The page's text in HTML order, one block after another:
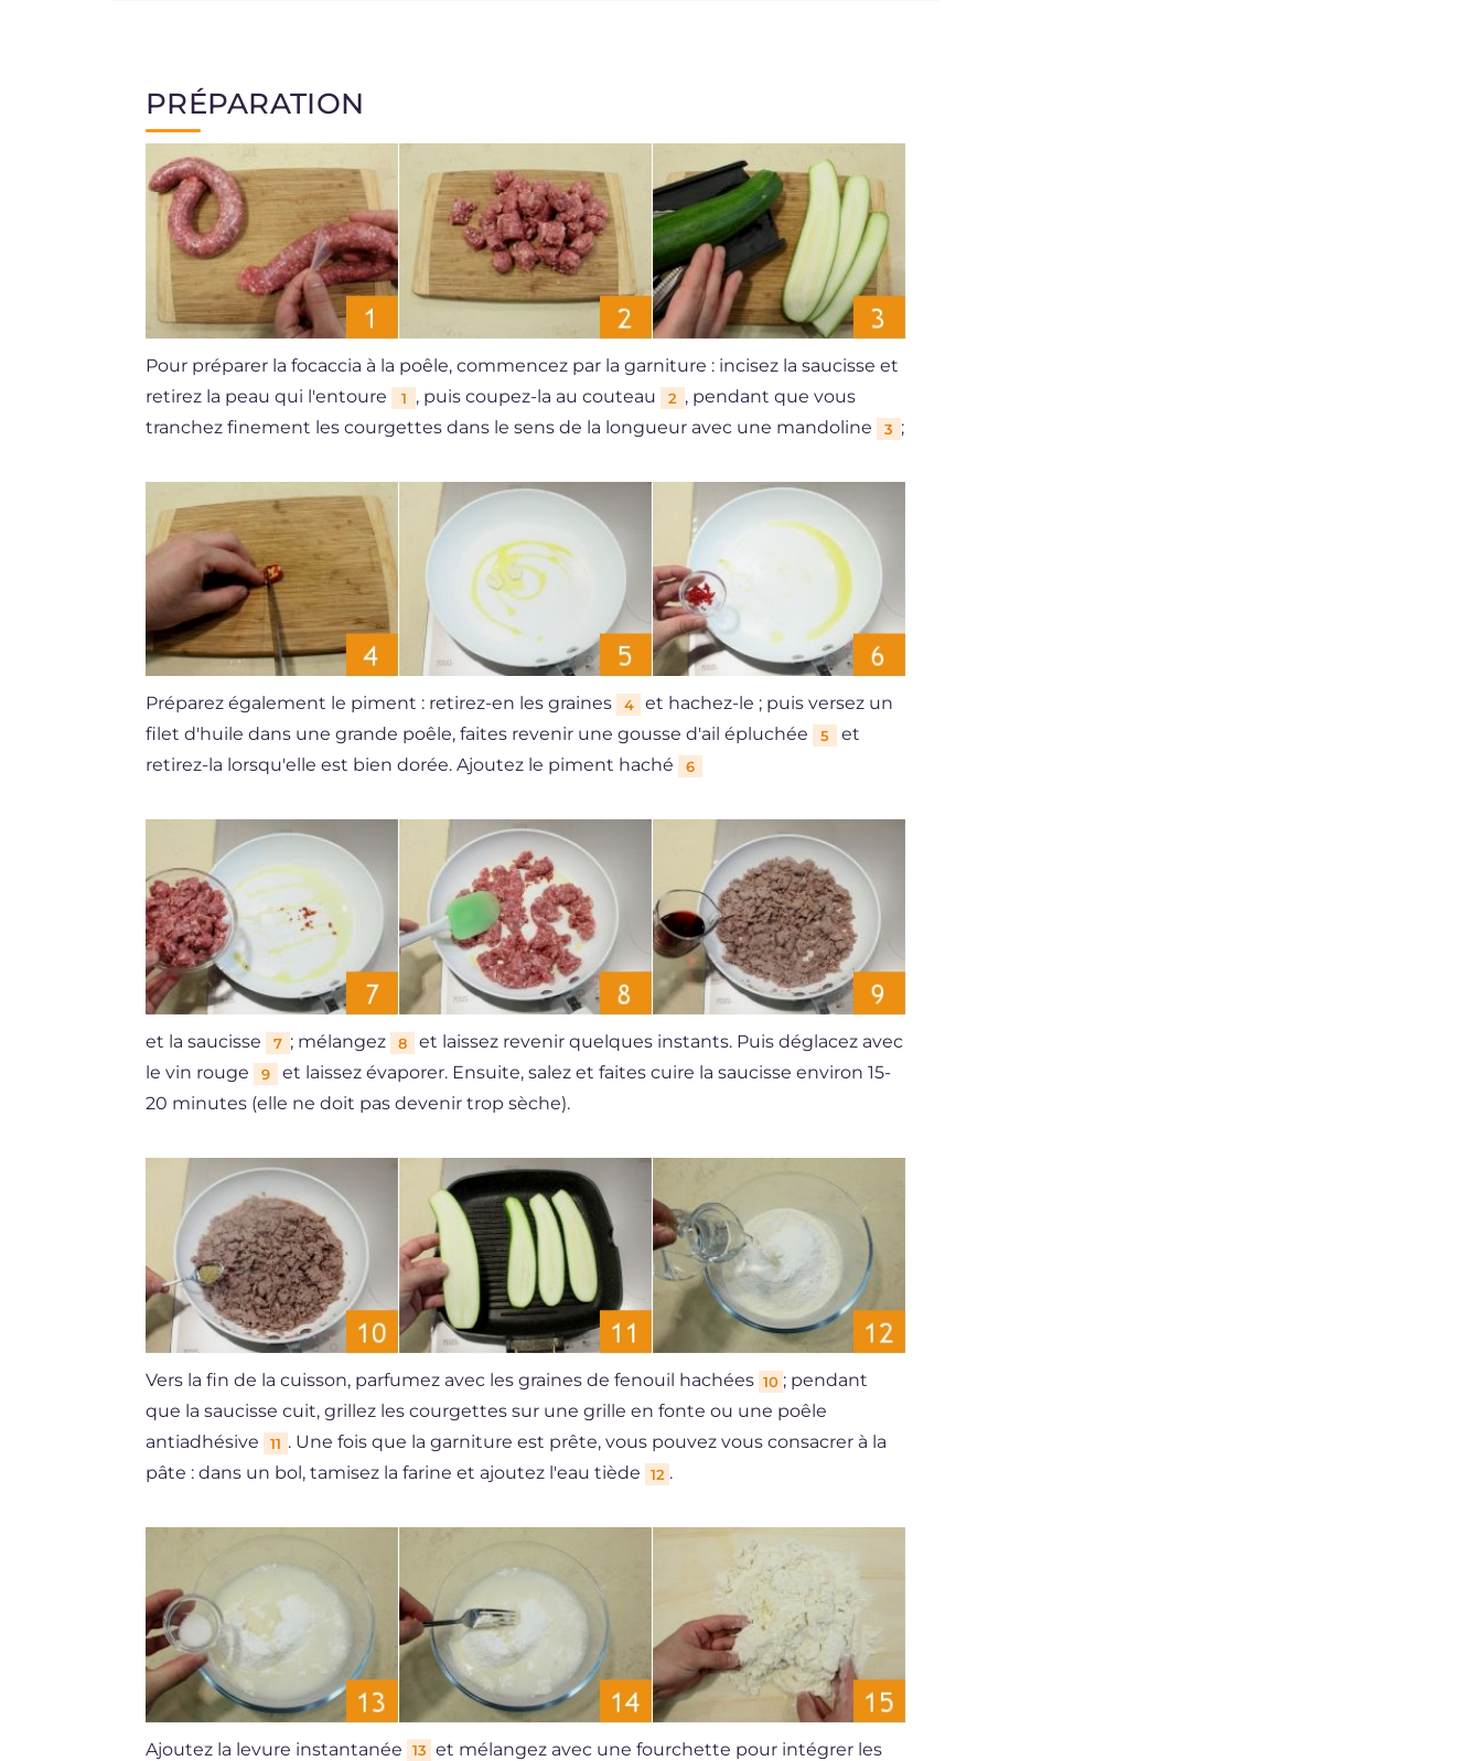
PRÉPARATION
Pour préparer la focaccia à la poêle, commencez par la garniture : incisez la saucisse et
retirez la peau qui l'entoure
1 , puis coupez-la au couteau 2 , pendant que vous
tranchez finement les courgettes dans le sens de la longueur avec une mandoline
3 ;
Préparez également le piment : retirez-en les graines 4
et hachez-le ; puis versez un
filet d'huile dans une grande poêle, faites revenir une gousse d'ail épluchée
5
et
retirez-la lorsqu'elle est bien dorée. Ajoutez le piment haché
6
et la saucisse 7 ; mélangez 8
et laissez revenir quelques instants. Puis déglacez avec
le vin rouge
9
et laissez évaporer. Ensuite, salez et faites cuire la saucisse environ 15-
20 minutes (elle ne doit pas devenir trop sèche).
Vers la fin de la cuisson, parfumez avec les graines de fenouil hachées 10 ; pendant
que la saucisse cuit, grillez les courgettes sur une grille en fonte ou une poêle
antiadhésive
11 . Une fois que la garniture est prête, vous pouvez vous consacrer à la
pâte : dans un bol, tamisez la farine et ajoutez l'eau tiède
12 .
Ajoutez la levure instantanée 13 et mélangez avec une fourchette pour intégrer les